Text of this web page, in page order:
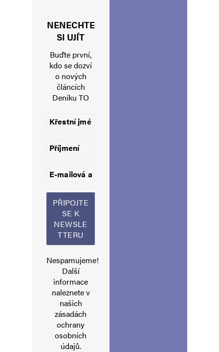
Uložit do prohlížeče jméno, e-mail a webovou stránku pro budoucí
Informujte mě o nových komentářích e-mailem.
Alternative:
NENECHTE
SI UJÍT
Buďte první,
kdo se dozví
o nových
článcích
Deníku TO
Nespamujeme!
Další
informace
naleznete v
našich
zásadách
ochrany
osobních
údajů.